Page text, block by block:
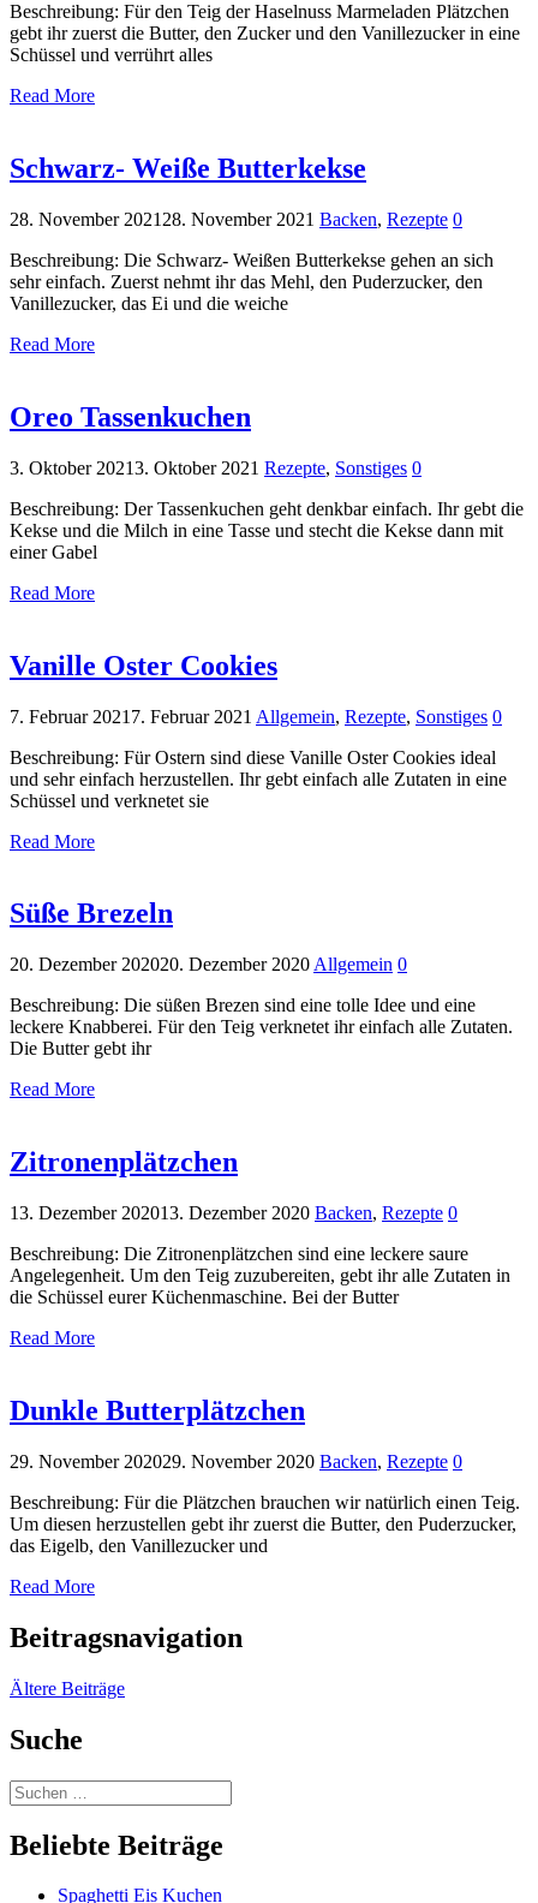
Beschreibung: Für den Teig der Haselnuss Marmeladen Plätzchen
gebt ihr zuerst die Butter, den Zucker und den Vanillezucker in eine
Schüssel und verrührt alles
Read More
Schwarz- Weiße Butterkekse
28. November 2021 28. November 2021 Backen, Rezepte 0
Beschreibung: Die Schwarz- Weißen Butterkekse gehen an sich
sehr einfach. Zuerst nehmt ihr das Mehl, den Puderzucker, den
Vanillezucker, das Ei und die weiche
Read More
Oreo Tassenkuchen
3. Oktober 20213. Oktober 2021 Rezepte, Sonstiges 0
Beschreibung: Der Tassenkuchen geht denkbar einfach. Ihr gebt die
Kekse und die Milch in eine Tasse und stecht die Kekse dann mit
einer Gabel
Read More
Vanille Oster Cookies
7. Februar 2021 7. Februar 2021 Allgemein, Rezepte, Sonstiges 0
Beschreibung: Für Ostern sind diese Vanille Oster Cookies ideal
und sehr einfach herzustellen. Ihr gebt einfach alle Zutaten in eine
Schüssel und verknetet sie
Read More
Süße Brezeln
20. Dezember 202020. Dezember 2020 Allgemein 0
Beschreibung: Die süßen Brezen sind eine tolle Idee und eine
leckere Knabberei. Für den Teig verknetet ihr einfach alle Zutaten.
Die Butter gebt ihr
Read More
Zitronenplätzchen
13. Dezember 202013. Dezember 2020 Backen, Rezepte 0
Beschreibung: Die Zitronenplätzchen sind eine leckere saure
Angelegenheit. Um den Teig zuzubereiten, gebt ihr alle Zutaten in
die Schüssel eurer Küchenmaschine. Bei der Butter
Read More
Dunkle Butterplätzchen
29. November 202029. November 2020 Backen, Rezepte 0
Beschreibung: Für die Plätzchen brauchen wir natürlich einen Teig.
Um diesen herzustellen gebt ihr zuerst die Butter, den Puderzucker,
das Eigelb, den Vanillezucker und
Read More
Beitragsnavigation
Ältere Beiträge
Suche
Beliebte Beiträge
Spaghetti Eis Kuchen